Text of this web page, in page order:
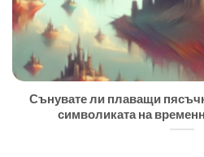
Сънувате ли плаващи
символиката на